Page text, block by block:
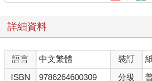
愛寶與雙胞胎們上午到室內活動區盡情玩耍
上「搭飛機」。福寶以前也很喜歡玩搭飛
福寶舉起來的愛寶，臉上也是洋溢著幸福無
從清晨開始忙著種油菜的一天雖然很辛苦，
到土壤的那一刻，我的心也跟著安定下來。
詳細資料
語言 中文繁體 裝訂
ISBN
9786264600309 分級